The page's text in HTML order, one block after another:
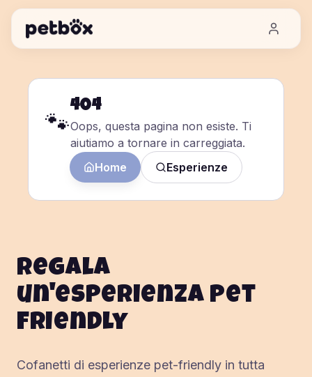
🐾
404
Oops, questa pagina non esiste. Ti
aiutiamo a tornare in carreggiata.
Home
Esperienze
Regala
un'esperienza pet
friendly
Cofanetti di esperienze pet-friendly in tutta